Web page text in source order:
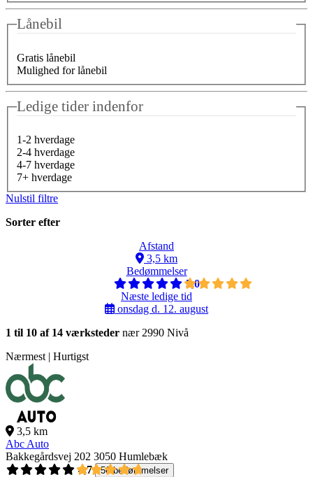
Lånebil
Gratis lånebil
Mulighed for lånebil
Ledige tider indenfor
1-2 hverdage
2-4 hverdage
4-7 hverdage
7+ hverdage
Nulstil filtre
Sorter efter
Afstand
3,5 km
Bedømmelser
5,0
Næste ledige tid
onsdag d. 12. august
1 til 10 af 14 værksteder nær 2990 Nivå
Nærmest | Hurtigst
3,5 km
Abc Auto
Bakkegårdsvej 202 3050 Humlebæk
4,7
56 bedømmelser